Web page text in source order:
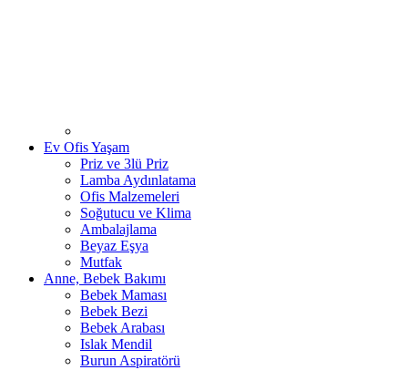
Ev Ofis Yaşam
Priz ve 3lü Priz
Lamba Aydınlatama
Ofis Malzemeleri
Soğutucu ve Klima
Ambalajlama
Beyaz Eşya
Mutfak
Anne, Bebek Bakımı
Bebek Maması
Bebek Bezi
Bebek Arabası
Islak Mendil
Burun Aspiratörü